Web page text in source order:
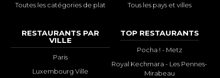
Toutes les catégories de plat
Tous les pays et villes
RESTAURANTS PAR
VILLE
Paris
Luxembourg Ville
TOP RESTAURANTS
Pocha ! - Metz
Royal Kechmara - Les Pennes-
Mirabeau